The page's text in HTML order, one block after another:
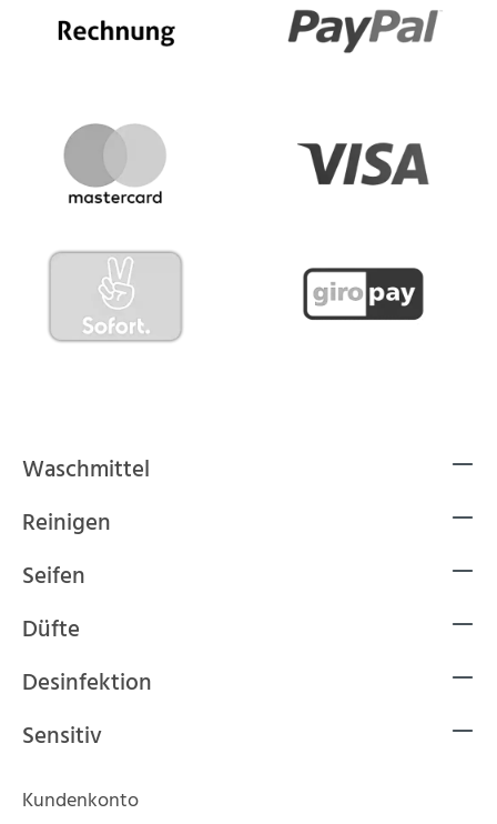
Waschmittel
Reinigen
Seifen
Düfte
Desinfektion
Sensitiv
Kundenkonto